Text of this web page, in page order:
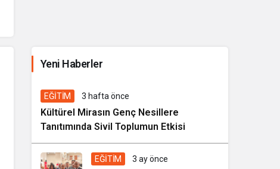
Yeni Haberler
1 hafta önce
EĞİTİM 3 hafta önce
Kültürel Mirasın Genç Nesillere
Tanıtımında Sivil Toplumun Etkisi
EĞİTİM 3 ay önce